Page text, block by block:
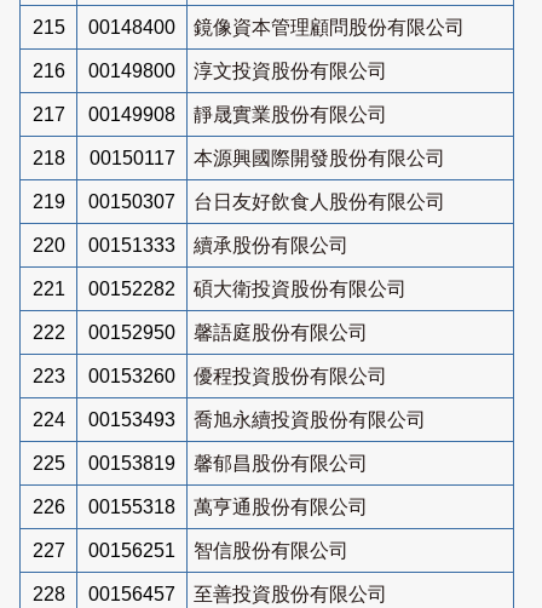
215 00148400 鏡像資本管理顧問股份有限公司
216 00149800 淳文投資股份有限公司
217 00149908 靜晟實業股份有限公司
218 00150117 本源興國際開發股份有限公司
219 00150307 台日友好飲食人股份有限公司
220 00151333 續承股份有限公司
221 00152282 碩大衛投資股份有限公司
222 00152950 馨語庭股份有限公司
223 00153260 優程投資股份有限公司
224 00153493 喬旭永續投資股份有限公司
225 00153819 馨郁昌股份有限公司
226 00155318 萬亨通股份有限公司
227 00156251 智信股份有限公司
228 00156457 至善投資股份有限公司